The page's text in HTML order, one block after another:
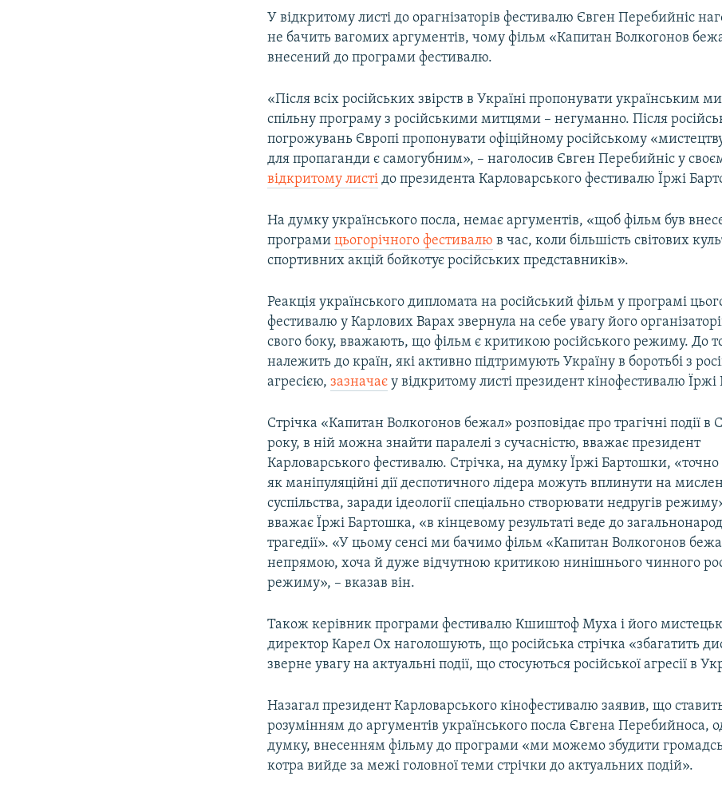
У відкритому листі до орагнізаторів фестивалю Євген Перебийніс
не бачить вагомих аргументів, чому фільм «Капитан Волкогонов
внесений до програми фестивалю.
«Після всіх російських звірств в Україні пропонувати українським
спільну програму з російськими митцями – негуманно. Після
погрожувань Європі пропонувати офіційному російському
для пропаганди є самогубним», – наголосив Євген Перебийніс у
відкритому листі до президента Карловарського фестивалю Їржі
На думку українського посла, немає аргументів, «щоб фільм був
програмицьогорічного фестивалю в час, коли більшість світових
спортивних акцій бойкотує російських представників».
Реакція українського дипломата на російський фільм у програмі
фестивалю у Карлових Варах звернула на себе увагу його
свого боку, вважають, що фільм є критикою російського режиму. До
належить до країн, які активно підтримують Україну в боротьбі з
агресією,зазначає у відкритому листі президент кінофестивалю
Стрічка «Капитан Волкогонов бежал» розповідає про трагічні події в
року, в ній можна знайти паралелі з сучасністю, вважає президент
Карловарського фестивалю. Стрічка, на думку Їржі Бартошки, «точно
як маніпуляційні дії деспотичного лідера можуть вплинути на
суспільства, заради ідеології спеціально створювати недругів
вважає Їржі Бартошка, «в кінцевому результаті веде до
трагедії». «У цьому сенсі ми бачимо фільм «Капитан Волкогонов
непрямою, хоча й дуже відчутною критикою нинішнього чинного
режиму», – вказав він.
Також керівник програми фестивалю Кшиштоф Муха і його
директор Карел Ох наголошують, що російська стрічка «збагатить
зверне увагу на актуальні події, що стосуються російської агресії в
Назагал президент Карловарського кінофестивалю заявив, що
розумінням до аргументів українського посла Євгена Перебийноса,
думку, внесенням фільму до програми «ми можемо збудити
котра вийде за межі головної теми стрічки до актуальних подій».